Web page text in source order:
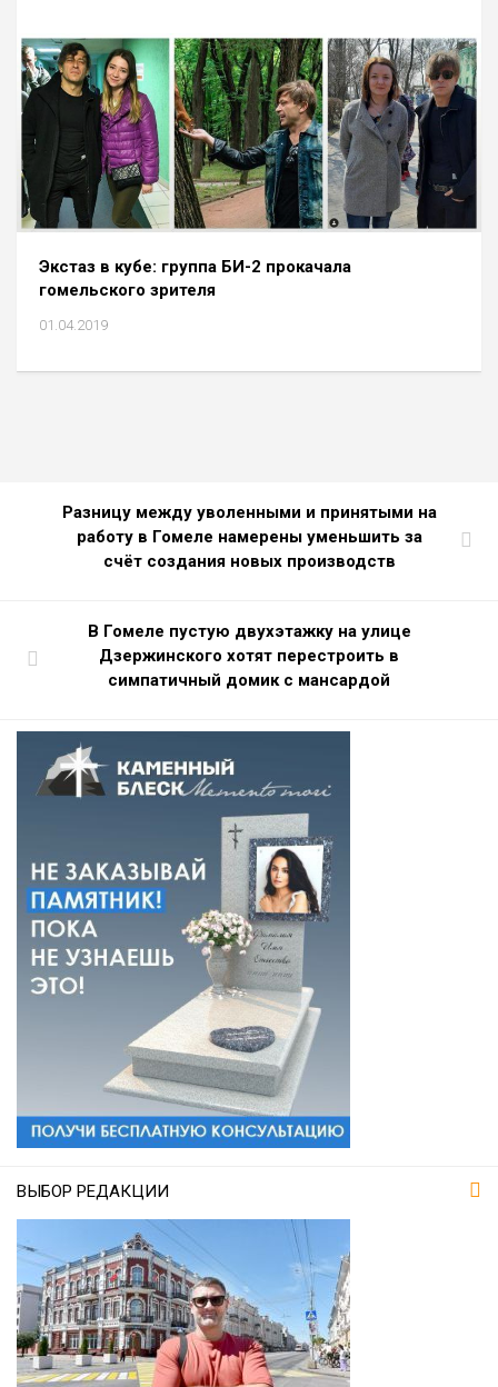
Экстаз в кубе: группа БИ-2 прокачала
гомельского зрителя
01.04.2019
Разницу между уволенными и принятыми на
работу в Гомеле намерены уменьшить за
счёт создания новых производств
В Гомеле пустую двухэтажку на улице
Дзержинского хотят перестроить в
симпатичный домик с мансардой
ВЫБОР РЕДАКЦИИ